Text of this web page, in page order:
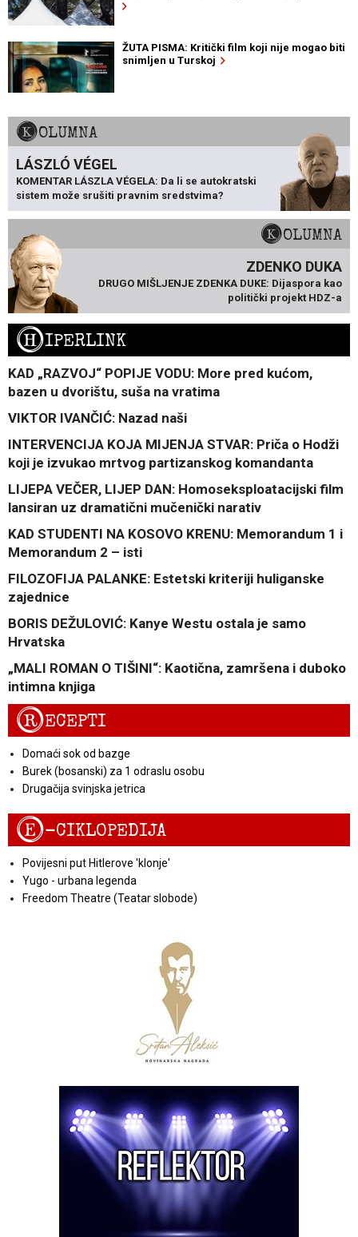
ŽUTA PISMA: Kritički film koji nije mogao biti
snimljen u Turskoj
KOLUMNA
LÁSZLÓ VÉGEL
KOMENTAR LÁSZLA VÉGELA: Da li se autokratski
sistem može srušiti pravnim sredstvima?
KOLUMNA
ZDENKO DUKA
DRUGO MIŠLJENJE ZDENKA DUKE: Dijaspora kao
politički projekt HDZ-a
HIPERLINK
KAD „RAZVOJ“ POPIJE VODU: More pred kućom,
bazen u dvorištu, suša na vratima
VIKTOR IVANČIĆ: Nazad naši
INTERVENCIJA KOJA MIJENJA STVAR: Priča o Hodži
koji je izvukao mrtvog partizanskog komandanta
LIJEPA VEČER, LIJEP DAN: Homoseksploatacijski film
lansiran uz dramatični mučenički narativ
KAD STUDENTI NA KOSOVO KRENU: Memorandum 1 i
Memorandum 2 – isti
FILOZOFIJA PALANKE: Estetski kriteriji huliganske
zajednice
BORIS DEŽULOVIĆ: Kanye Westu ostala je samo
Hrvatska
„MALI ROMAN O TIŠINI“: Kaotična, zamršena i duboko
intimna knjiga
RECEPTI
Domaći sok od bazge
Burek (bosanski) za 1 odraslu osobu
Drugačija svinjska jetrica
E-CIKLOPEDIJA
Povijesni put Hitlerove 'klonje'
Yugo - urbana legenda
Freedom Theatre (Teatar slobode)